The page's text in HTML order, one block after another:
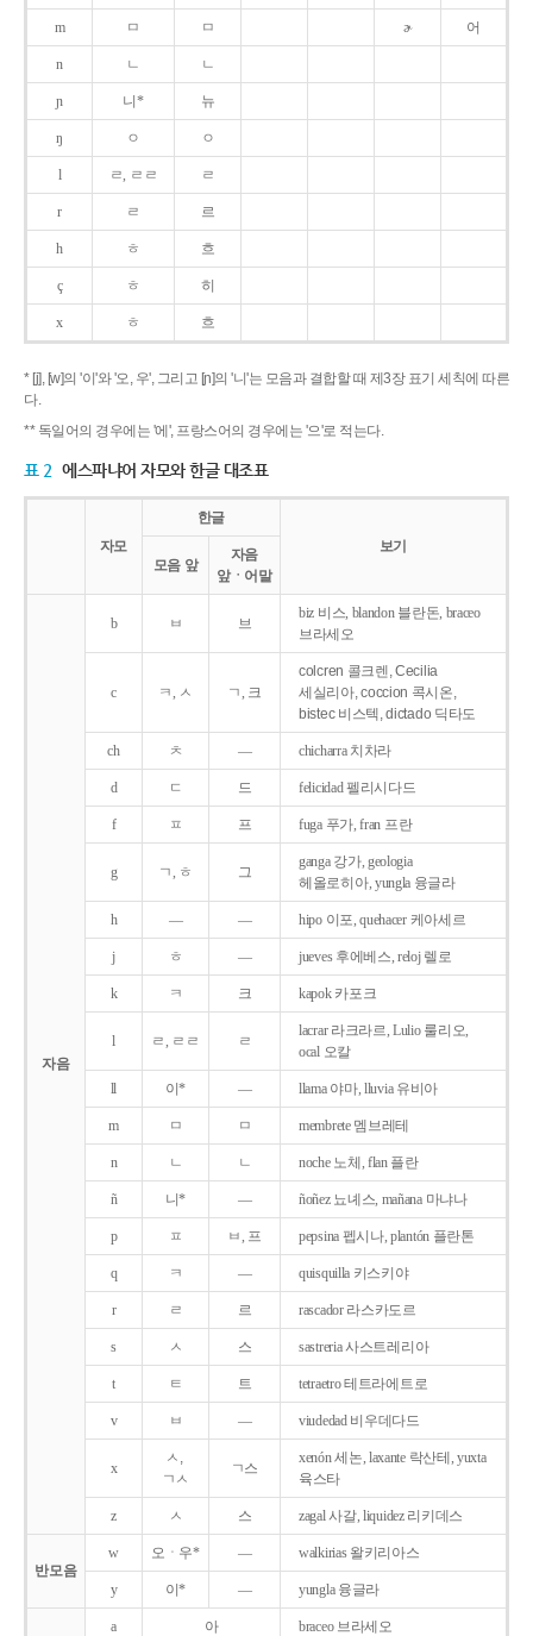
m ㅁ ㅁ ɚ 어
n ㄴ ㄴ
ɲ 니* 뉴
ŋ ㅇ ㅇ
l ㄹ, ㄹㄹ ㄹ
r ㄹ 르
h ㅎ 흐
ç ㅎ 히
x ㅎ 흐
* [j], [w]의 '이'와 '오, 우', 그리고 [ɲ]의 '니'는 모음과 결합할 때 제3장 표기 세칙에 따른
다.
** 독일어의 경우에는 '에', 프랑스어의 경우에는 '으'로 적는다.
표 2 에스파냐어 자모와 한글 대조표
자모
한글
보기
모음 앞
자음
앞ㆍ어말
자음
b ㅂ 브
biz 비스, blandon 블란돈, braceo
브라세오
c ㅋ, ㅅ ㄱ, 크
colcren 콜크렌, Cecilia
세실리아, coccion 콕시온,
bistec 비스텍, dictado 딕타도
ch ㅊ ― chicharra 치차라
d ㄷ 드 felicidad 펠리시다드
f ㅍ 프 fuga 푸가, fran 프란
g ㄱ, ㅎ 그
ganga 강가, geologia
헤올로히아, yungla 융글라
h ― ― hipo 이포, quehacer 케아세르
j ㅎ ― jueves 후에베스, reloj 렐로
k ㅋ 크 kapok 카포크
l ㄹ, ㄹㄹ ㄹ
lacrar 라크라르, Lulio 룰리오,
ocal 오칼
ll 이* ― llama 야마, lluvia 유비아
m ㅁ ㅁ membrete 멤브레테
n ㄴ ㄴ noche 노체, flan 플란
ñ 니* ― ñoñez 뇨녜스, mañana 마냐나
p ㅍ ㅂ, 프 pepsina 펩시나, plantón 플란톤
q ㅋ ― quisquilla 키스키야
r ㄹ 르 rascador 라스카도르
s ㅅ 스 sastreria 사스트레리아
t ㅌ 트 tetraetro 테트라에트로
v ㅂ ― viudedad 비우데다드
x
ㅅ,
ㄱㅅ
ㄱ스
xenón 세논, laxante 락산테, yuxta
육스타
z ㅅ 스 zagal 사갈, liquidez 리키데스
반모음
w 오ㆍ우* ― walkirias 왈키리아스
y 이* ― yungla 융글라
a 아 braceo 브라세오